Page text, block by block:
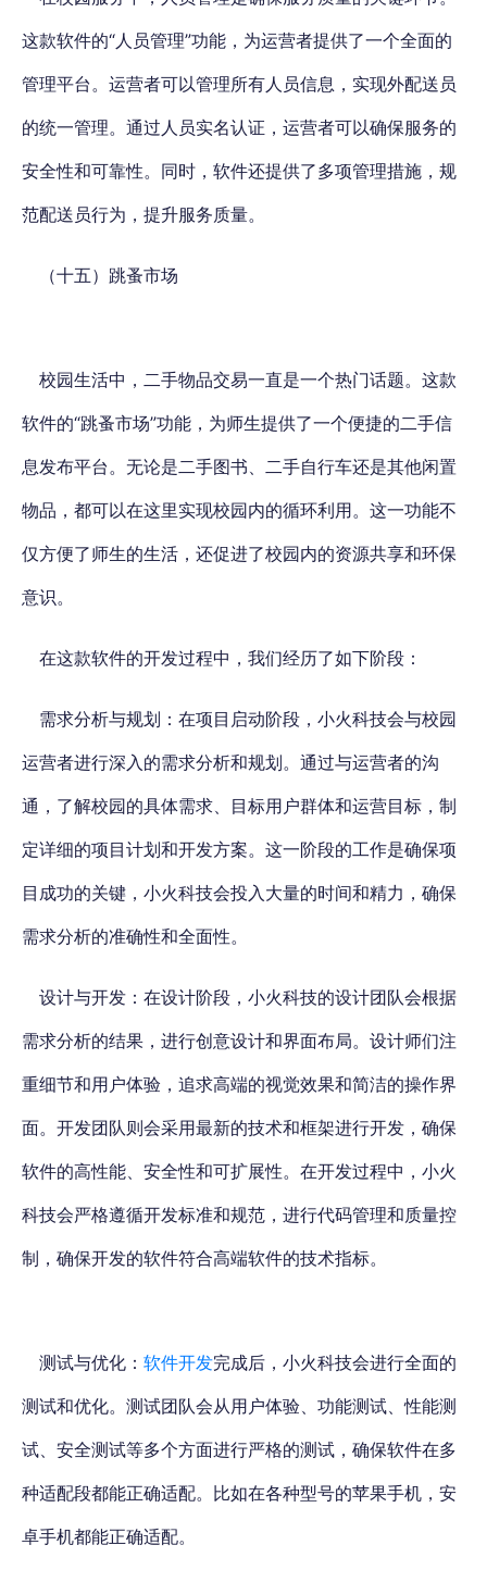
这款软件的“人员管理”功能，为运营者提供了一个全面的
管理平台。运营者可以管理所有人员信息，实现外配送员
的统一管理。通过人员实名认证，运营者可以确保服务的
安全性和可靠性。同时，软件还提供了多项管理措施，规
范配送员行为，提升服务质量。
（十五）跳蚤市场
校园生活中，二手物品交易一直是一个热门话题。这款
软件的“跳蚤市场”功能，为师生提供了一个便捷的二手信
息发布平台。无论是二手图书、二手自行车还是其他闲置
物品，都可以在这里实现校园内的循环利用。这一功能不
仅方便了师生的生活，还促进了校园内的资源共享和环保
意识。
在这款软件的开发过程中，我们经历了如下阶段：
需求分析与规划 ：在项目启动阶段，小火科技会与校园
运营者进行深入的需求分析和规划。通过与运营者的沟
通，了解校园的具体需求、目标用户群体和运营目标，制
定详细的项目计划和开发方案。这一阶段的工作是确保项
目成功的关键，小火科技会投入大量的时间和精力，确保
需求分析的准确性和全面性。
设计与开发 ：在设计阶段，小火科技的设计团队会根据
需求分析的结果，进行创意设计和界面布局。设计师们注
重细节和用户体验，追求高端的视觉效果和简洁的操作界
面。开发团队则会采用最新的技术和框架进行开发，确保
软件的高性能、安全性和可扩展性。在开发过程中，小火
科技会严格遵循开发标准和规范，进行代码管理和质量控
制，确保开发的软件符合高端软件的技术指标。
测试与优化 ： 软件开发完成后，小火科技会进行全面的
测试和优化。测试团队会从用户体验、功能测试、性能测
试、安全测试等多个方面进行严格的测试，确保软件在多
种适配段都能正确适配。比如在各种型号的苹果手机，安
卓手机都能正确适配。